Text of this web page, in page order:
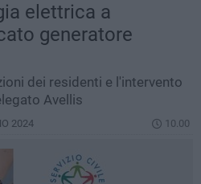
elettrica a
generatore
dei residenti e l'intervento
Avellis
2024 10.00